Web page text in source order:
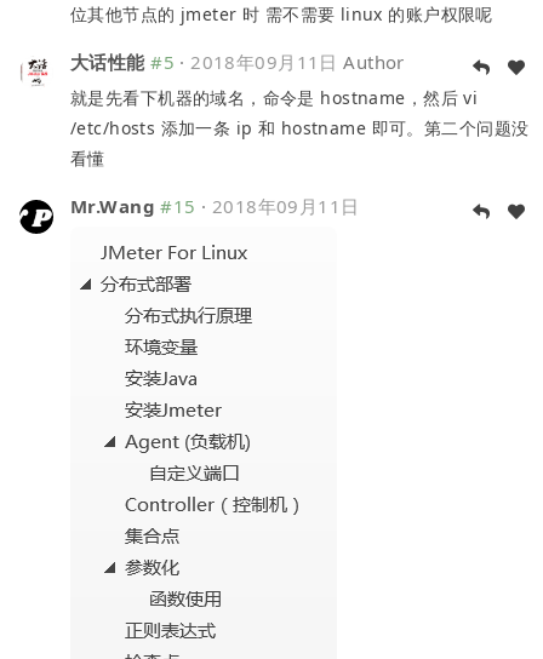
位其他节点的 jmeter 时 需不需要 linux 的账户权限呢
大话性能 #5 · 2018年09月11日 Author
就是先看下机器的域名，命令是 hostname，然后 vi
/etc/hosts 添加一条 ip 和 hostname 即可。第二个问题没
看懂
Mr.Wang #15 · 2018年09月11日